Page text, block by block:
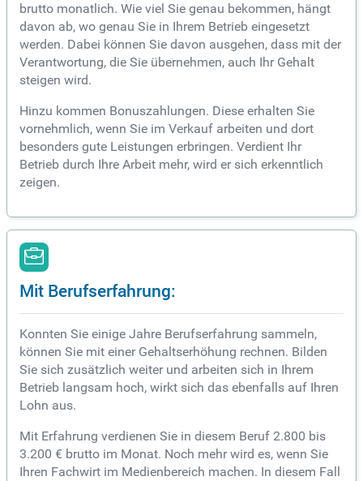
brutto monatlich. Wie viel Sie genau bekommen, hängt
davon ab, wo genau Sie in Ihrem Betrieb eingesetzt
werden. Dabei können Sie davon ausgehen, dass mit der
Verantwortung, die Sie übernehmen, auch Ihr Gehalt
steigen wird.
Hinzu kommen Bonuszahlungen. Diese erhalten Sie
vornehmlich, wenn Sie im Verkauf arbeiten und dort
besonders gute Leistungen erbringen. Verdient Ihr
Betrieb durch Ihre Arbeit mehr, wird er sich erkenntlich
zeigen.
Mit Berufserfahrung:
Konnten Sie einige Jahre Berufserfahrung sammeln,
können Sie mit einer Gehaltserhöhung rechnen. Bilden
Sie sich zusätzlich weiter und arbeiten sich in Ihrem
Betrieb langsam hoch, wirkt sich das ebenfalls auf Ihren
Lohn aus.
Mit Erfahrung verdienen Sie in diesem Beruf 2.800 bis
3.200 € brutto im Monat. Noch mehr wird es, wenn Sie
Ihren Fachwirt im Medienbereich machen. In diesem Fall